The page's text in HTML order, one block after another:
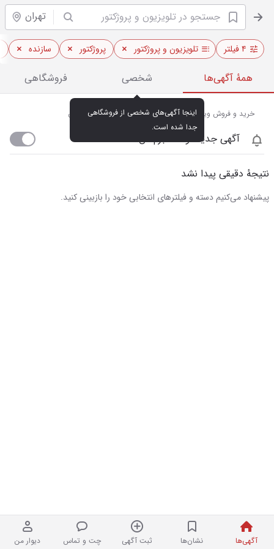
تهران
آگهی‌ها نشان‌ها ثبت آگهی چت و تماس دیوار من
۴ فیلتر تلویزیون و پروژکتور پروژکتور سازنده
همهٔ آگهی‌ها شخصی فروشگاهی
جدا شده است.
خرید و فروش ویدئو پروژکتور و تلویزیون‌های هوشمند در تهران
آگهی جدید اومد خبرم کن
نتیجهٔ دقیقی پیدا نشد
پیشنهاد می‌کنیم دسته و فیلترهای انتخابی خود را بازبینی کنید.